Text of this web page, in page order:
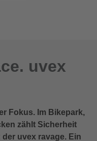
uvex
Fokus. Im Bikepark,
zählt Sicherheit
uvex ravage. Ein